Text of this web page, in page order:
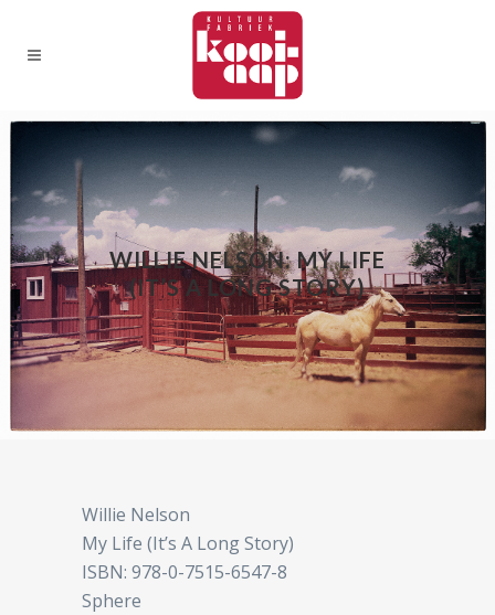
WILLIE NELSON: MY LIFE
(IT’S A LONG STORY)
Willie Nelson
My Life (It’s A Long Story)
ISBN: 978-0-7515-6547-8
Sphere